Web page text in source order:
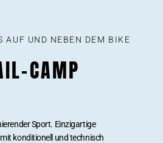
AUF UND NEBEN DEM BIKE
CAMP
Sport. Einzigartige
konditionell und technisch